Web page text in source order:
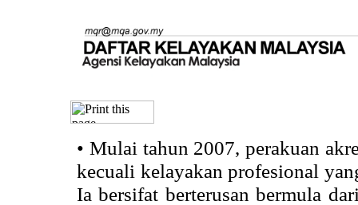
• Mulai tahun 2007, perakuan
kecuali kelayakan profesional
Ia bersifat berterusan bermula